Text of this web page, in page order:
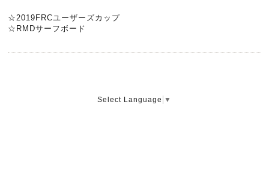
☆2019FRCユーザーズカップ
☆RMDサーフボード
Select Language ▼